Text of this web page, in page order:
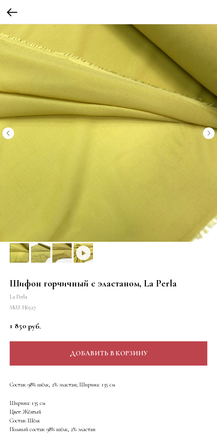
Шифон горчичный с эластаном, La Perla
La Perla
SKU: Н6527
1 850 руб.
ДОБАВИТЬ В КОРЗИНУ
Состав: 98% шёлк, 2% эластан; Ширина: 135 см
Ширина: 135 см
Цвет: Жёлтый
Состав: Шёлк
Полный состав: 98% шёлк, 2% эластан